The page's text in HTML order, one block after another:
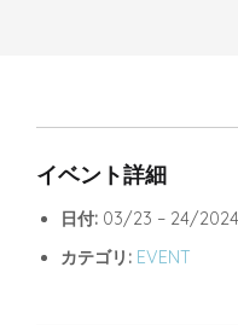
イベント詳細
日付: 03/23 – 24/2024
カテゴリ: EVENT